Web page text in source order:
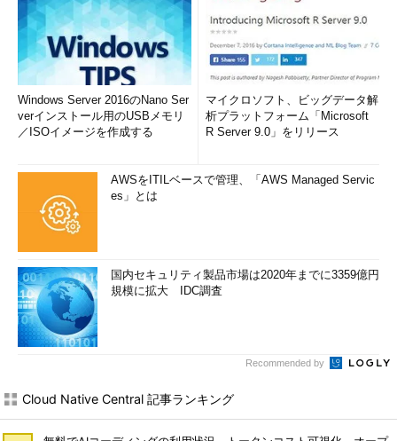
Windows Server 2016のNano Ser
verインストール用のUSBメモリ
／ISOイメージを作成する
マイクロソフト、ビッグデータ解
析プラットフォーム「Microsoft
R Server 9.0」をリリース
AWSをITILベースで管理、「AWS Managed Servic
es」とは
国内セキュリティ製品市場は2020年までに3359億円
規模に拡大 IDC調査
Recommended by
Cloud Native Central 記事ランキング